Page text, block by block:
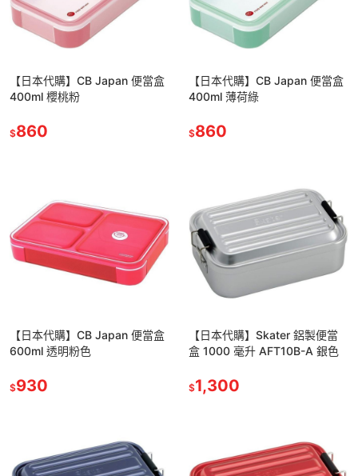
【日本代購】CB Japan 便當盒
400ml 櫻桃粉
$860
【日本代購】CB Japan 便當盒
400ml 薄荷綠
$860
【日本代購】CB Japan 便當盒
600ml 透明粉色
$930
【日本代購】Skater 鋁製便當
盒 1000 毫升 AFT10B-A 銀色
$1,300